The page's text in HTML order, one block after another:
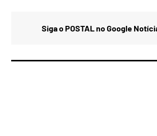
Siga o POSTAL no Google